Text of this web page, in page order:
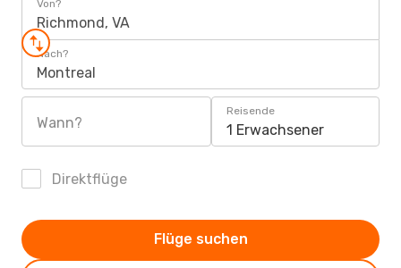
Von?
Richmond, VA
Nach?
Montreal
Wann?
Reisende
1 Erwachsener
Direktflüge
Flüge suchen